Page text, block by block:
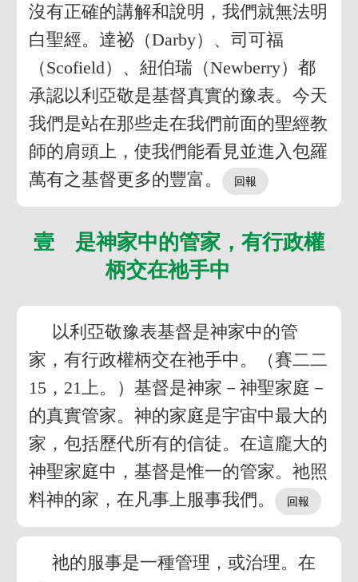
沒有正確的講解和說明，我們就無法明
白聖經。達祕（Darby）、司可福
（Scofield）、紐伯瑞（Newberry）都
承認以利亞敬是基督真實的豫表。今天
我們是站在那些走在我們前面的聖經教
師的肩頭上，使我們能看見並進入包羅
萬有之基督更多的豐富。
壹 是神家中的管家，有行政權
柄交在祂手中
以利亞敬豫表基督是神家中的管
家，有行政權柄交在祂手中。（賽二二
15，21上。）基督是神家－神聖家庭－
的真實管家。神的家庭是宇宙中最大的
家，包括歷代所有的信徒。在這龐大的
神聖家庭中，基督是惟一的管家。祂照
料神的家，在凡事上服事我們。
祂的服事是一種管理，或治理。在